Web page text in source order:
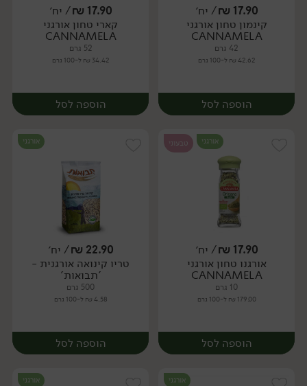
יח׳ יח׳
17.90
₪/ יח׳
קינמון טחון אורגני
CANNAMELA
42 גרם
42.62 ₪ ל-100 גרם
הוספה לסל
יח׳
17.90
₪/ יח׳
קארי טחון אורגני
CANNAMELA
52 גרם
34.42 ₪ ל-100 גרם
הוספה לסל
יח׳
אורגני טבעוני
17.90
₪/ יח׳
אורגנו טחון אורגני
CANNAMELA
10 גרם
179.00 ₪ ל-100 גרם
הוספה לסל
אורגני
22.90
₪/ יח׳
טריו קינואה אורגנית -
'תבואות'
500 גרם
4.58 ₪ ל-100 גרם
הוספה לסל
אורגני אורגני